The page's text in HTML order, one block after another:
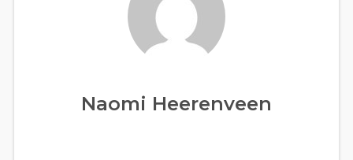
Naomi Heerenveen